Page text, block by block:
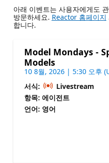
아래 이벤트는 사용자에게도
방문하세요. Reactor 홈페이지
합니다.
Model Mondays -
Models
10 8월, 2026 | 5:30 오후
서식:
Livestream
항목: 에이전트
언어: 영어